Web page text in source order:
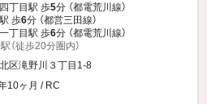
丁目駅 歩5分 （都電荒川線）
歩6分 （都営三田線）
丁目駅 歩6分 （都電荒川線）
（徒歩20分圏内）
区滝野川３丁目1-8
10ヶ月 / RC